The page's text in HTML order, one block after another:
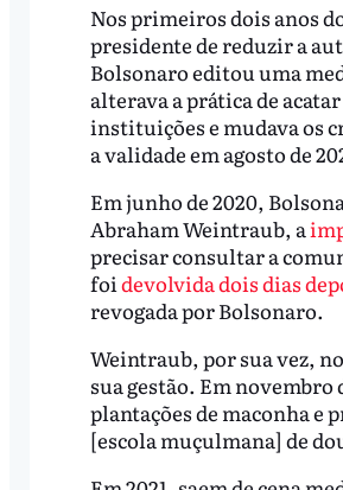
Nos primeiros dois anos
presidente de reduzir a
Bolsonaro editou uma
alterava a prática de
instituições e mudava os
a validade em agosto de
Em junho de 2020,
Abraham Weintraub, a
precisar consultar a
foi devolvida dois dias
revogada por Bolsonaro.
Weintraub, por sua vez,
sua gestão. Em novembro
plantações de maconha e
[escola muçulmana] de